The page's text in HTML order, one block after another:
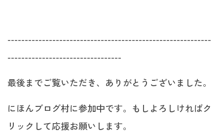
-----------------------------------------------------------
---------------------------------
最後までご覧いただき、ありがとうございました。
にほんブログ村に参加中です。もしよろしければク
リックして応援お願いします。